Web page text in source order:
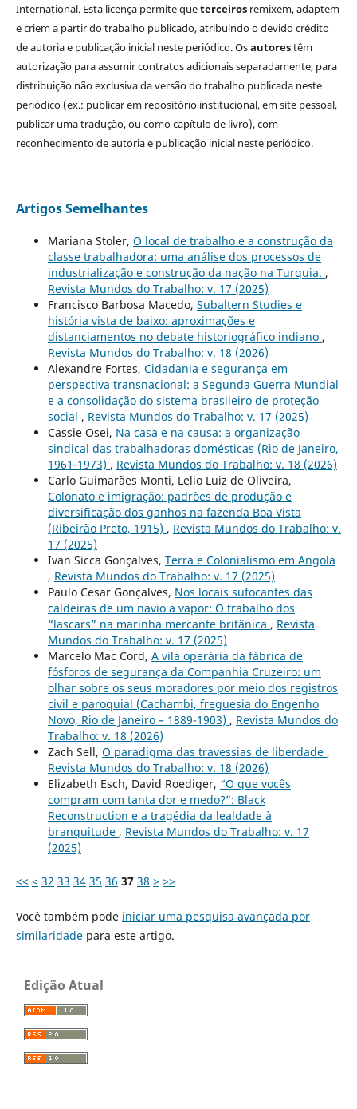
International. Esta licença permite queterceirosremixem, adaptem
e criem a partir do trabalho publicado, atribuindo o devido crédito
de autoria e publicação inicial neste periódico. Osautorestêm
autorização para assumir contratos adicionais separadamente, para
distribuição não exclusiva da versão do trabalho publicada neste
periódico (ex.: publicar em repositório institucional, em site pessoal,
publicar uma tradução, ou como capítulo de livro), com
reconhecimento de autoria e publicação inicial neste periódico.
Artigos Semelhantes
Mariana Stoler, O local de trabalho e a construção da
classe trabalhadora: uma análise dos processos de
industrialização e construção da nação na Turquia. ,
Revista Mundos do Trabalho: v. 17 (2025)
Francisco Barbosa Macedo, Subaltern Studies e
história vista de baixo: aproximações e
distanciamentos no debate historiográfico indiano ,
Revista Mundos do Trabalho: v. 18 (2026)
Alexandre Fortes, Cidadania e segurança em
perspectiva transnacional: a Segunda Guerra Mundial
e a consolidação do sistema brasileiro de proteção
social , Revista Mundos do Trabalho: v. 17 (2025)
Cassie Osei, Na casa e na causa: a organização
sindical das trabalhadoras domésticas (Rio de Janeiro,
1961-1973) , Revista Mundos do Trabalho: v. 18 (2026)
Carlo Guimarães Monti, Lelio Luiz de Oliveira,
Colonato e imigração: padrões de produção e
diversificação dos ganhos na fazenda Boa Vista
(Ribeirão Preto, 1915) , Revista Mundos do Trabalho: v.
17 (2025)
Ivan Sicca Gonçalves, Terra e Colonialismo em Angola
, Revista Mundos do Trabalho: v. 17 (2025)
Paulo Cesar Gonçalves, Nos locais sufocantes das
caldeiras de um navio a vapor: O trabalho dos
“lascars” na marinha mercante britânica , Revista
Mundos do Trabalho: v. 17 (2025)
Marcelo Mac Cord, A vila operária da fábrica de
fósforos de segurança da Companhia Cruzeiro: um
olhar sobre os seus moradores por meio dos registros
civil e paroquial (Cachambi, freguesia do Engenho
Novo, Rio de Janeiro – 1889-1903) , Revista Mundos do
Trabalho: v. 18 (2026)
Zach Sell, O paradigma das travessias de liberdade ,
Revista Mundos do Trabalho: v. 18 (2026)
Elizabeth Esch, David Roediger, “O que vocês
compram com tanta dor e medo?”: Black
Reconstruction e a tragédia da lealdade à
branquitude , Revista Mundos do Trabalho: v. 17
(2025)
<< < 32 33 34 35 36 37 38 > >>
Você também pode iniciar uma pesquisa avançada por
similaridadepara este artigo.
Edição Atual